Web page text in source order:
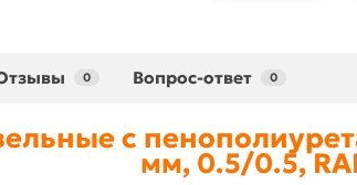
0 Вопрос-ответ 0
с
мм, 0.5/0.5,